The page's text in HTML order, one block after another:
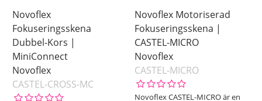
Novoflex
Fokuseringsskena
Dubbel-Kors |
MiniConnect
Novoflex
CASTEL-CROSS-MC
Novoflex Motoriserad
Fokuseringsskena |
CASTEL-MICRO
Novoflex
CASTEL-MICRO
Novoflex CASTEL-MICRO är en